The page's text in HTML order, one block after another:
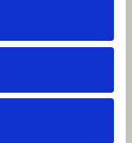
gestion du
la coordination
et des